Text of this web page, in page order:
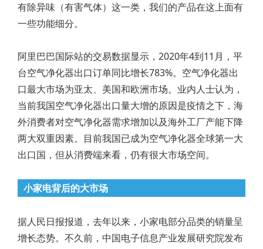
有除异味（有害气体）这一类，我们的产品在这上面有
一些功能细分。
阿里巴巴国际站的交易数据显示，2020年4到11月，平
台空气净化器出口订单同比增长783%。空气净化器出
口最大市场为亚太、美国和欧洲市场。业内人士认为，
当前我国空气净化器出口量大增的原因是疫情之下，海
外消费者对空气净化器需求增加以及海外工厂产能下降
两大双重因素。目前我国已成为空气净化器全球第一大
出口国，但从消费端来看，仍有很大市场空间。
小家电背后的大市场
据人民日报报道，去年以来，小家电部分品类的销量呈
增长态势。不久前，中国电子信息产业发展研究院发布